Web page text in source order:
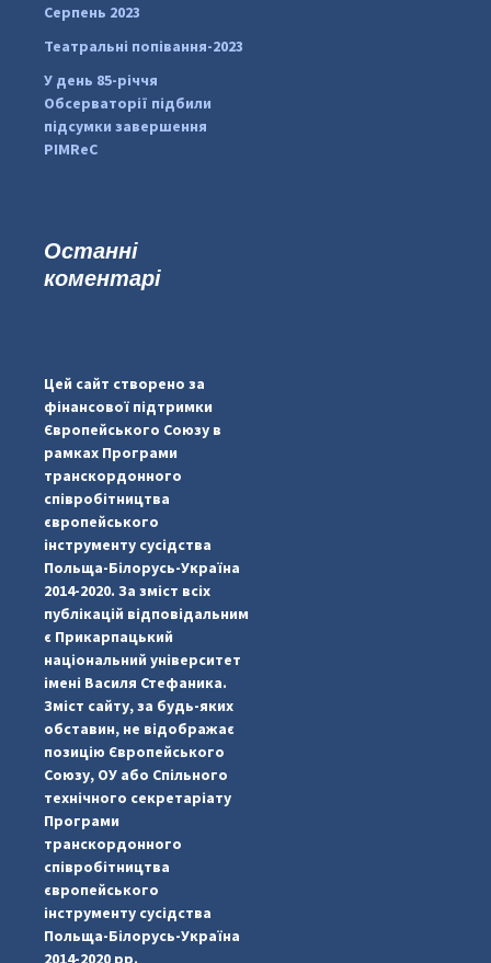
#PipIvanToday
Серпень 2023
Театральні попівання-2023
У день 85-річчя
Обсерваторії підбили
підсумки завершення
PIMReC
Останні
коментарі
Цей сайт створено за
фінансової підтримки
Європейського Союзу в
рамках Програми
транскордонного
співробітництва
європейського
інструменту сусідства
Польща-Білорусь-Україна
2014-2020. За зміст всіх
публікацій відповідальним
є Прикарпацький
національний університет
імені Василя Стефаника.
Зміст сайту, за будь-яких
обставин, не відображає
позицію Європейського
Союзу, ОУ або Спільного
технічного секретаріату
Програми
транскордонного
співробітництва
європейського
інструменту сусідства
Польща-Білорусь-Україна
2014-2020 рр.